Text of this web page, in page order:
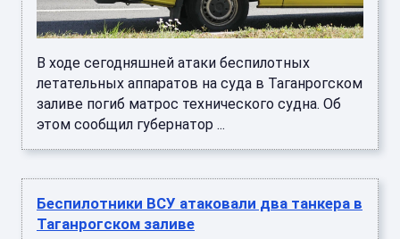
В ходе сегодняшней атаки беспилотных
летательных аппаратов на суда в Таганрогском
заливе погиб матрос технического судна. Об
этом сообщил губернатор ...
Беспилотники ВСУ атаковали два танкера в
Таганрогском заливе